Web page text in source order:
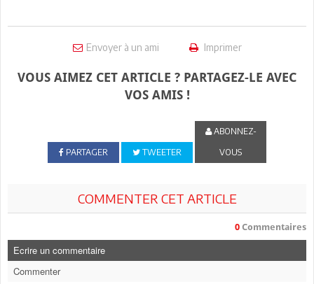
Envoyer à un ami Imprimer
VOUS AIMEZ CET ARTICLE ? PARTAGEZ-LE AVEC
VOS AMIS !
PARTAGER TWEETER
ABONNEZ-
VOUS
COMMENTER CET ARTICLE
0 Commentaires
Ecrire un commentaire
Commenter